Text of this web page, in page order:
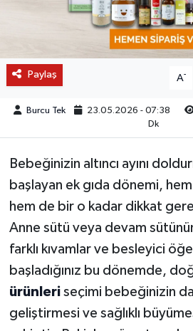
Paylaş A-
Burcu Tek 23.05.2026 - 07:38
Dk
Bebeğinizin altıncı ayını
başlayan ek gıda dönemi,
hem de bir o kadar dikkat
Anne sütü veya devam
farklı kıvamlar ve besleyici
başladığınız bu dönemde,
ürünleriseçimi bebeğinizin
geliştirmesi ve sağlıklı